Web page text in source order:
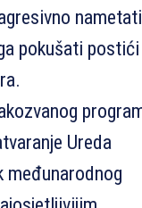
nametati
pokušati postići
Ureda
međunarodnog